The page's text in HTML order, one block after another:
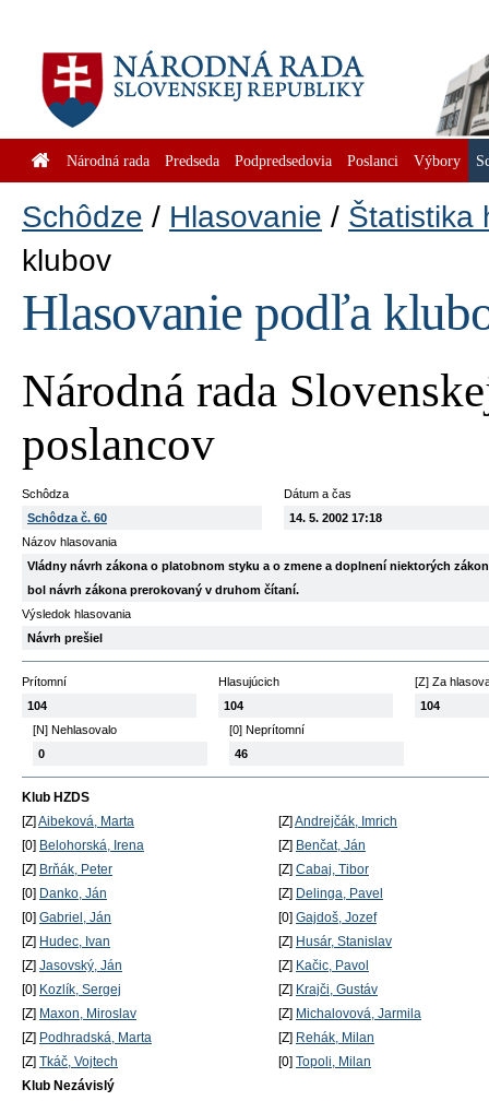
Národná rada Predseda Podpredsedovia Poslanci Výbory
Schôdze Hlasovanie
Štatistika
klubov
Hlasovanie podľa
Národná rada
poslancov
Schôdza
Schôdza č. 60
Dátum a čas
14. 5. 2002 17:18
Názov hlasovania
Vládny návrh zákona o platobnom styku a o zmene a doplnení niektorých
bol návrh zákona prerokovaný v druhom čítaní.
Výsledok hlasovania
Návrh prešiel
Prítomní
104
Hlasujúcich
104
[Z] Za
104
[N] Nehlasovalo
0
[0] Neprítomní
46
Klub HZDS
[Z] Aibeková, Marta [Z] Andrejčák, Imrich
[0] Belohorská, Irena [Z] Benčat, Ján
[Z] Brňák, Peter [Z] Cabaj, Tibor
[0] Danko, Ján [Z] Delinga, Pavel
[0] Gabriel, Ján [0] Gajdoš, Jozef
[Z] Hudec, Ivan [Z] Husár, Stanislav
[Z] Jasovský, Ján [Z] Kačic, Pavol
[0] Kozlík, Sergej [Z] Krajči, Gustáv
[Z] Maxon, Miroslav [Z] Michalovová, Jarmila
[Z] Podhradská, Marta [Z] Rehák, Milan
[Z] Tkáč, Vojtech [0] Topoli, Milan
Klub Nezávislý